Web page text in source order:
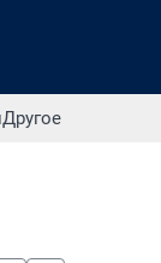
Другое